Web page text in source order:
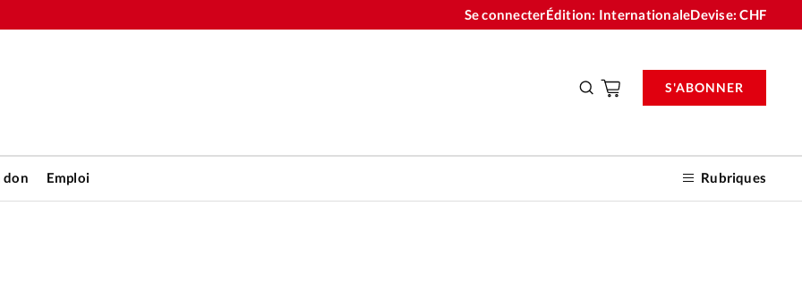
Se connecterÉdition: InternationaleDevise:CHF
don Emploi Rubriques
S'ABONNER